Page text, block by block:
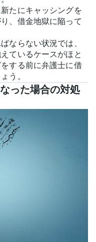
たにキャッシングを
、借金地獄に陥って
ならない状況では、
ているケースがほと
する前に弁護士に借
う。
った場合の対処